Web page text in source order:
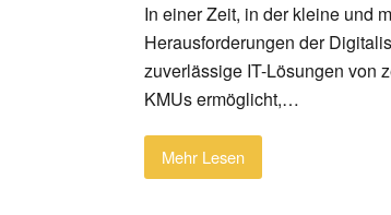
In einer Zeit, in der kleine und
Herausforderungen der
zuverlässige IT-Lösungen von
KMUs ermöglicht,…
Mehr Lesen